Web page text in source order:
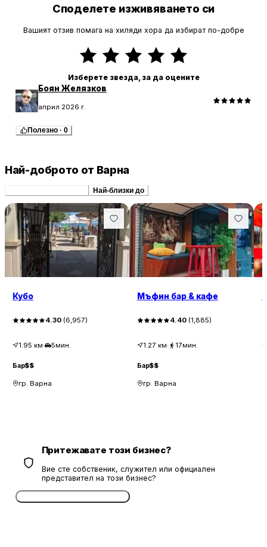
Споделете изживяването си
Вашият отзив помага на хиляди хора да избират по-добре
Изберете звезда, за да оцените
Боян Желязков
април 2026 г.
Полезно· 0
Най-доброто от Варна
Най-близки до
Кубо
4.30 (6,957)
1.95 км· 5мин.
Бар$$
гр. Варна
Мъфин бар & кафе
4.40 (1,885)
1.27 км· 17мин.
Бар$$
гр. Варна
Притежавате този бизнес?
Вие сте собственик, служител или официален
представител на този бизнес?